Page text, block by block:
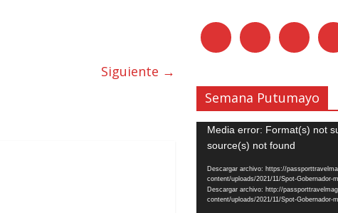
Siguiente →
Semana Putumayo
Reproductor
Media error: Format(s) not
source(s) not found
Descargar archivo: https://
content/uploads/2021/11/Spot-Gobernador-
Descargar archivo: http://
content/uploads/2021/11/Spot-Gobernador-